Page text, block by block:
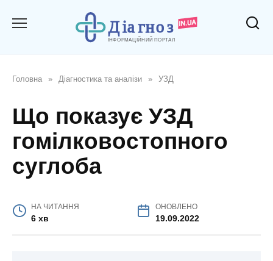
Головна » Діагностика та аналізи » УЗД
Що показує УЗД
гомілковостопного
суглоба
НА ЧИТАННЯ
6 хв
ОНОВЛЕНО
19.09.2022